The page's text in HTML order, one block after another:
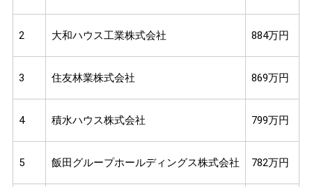
2 大和ハウス工業株式会社 884万円
3 住友林業株式会社 869万円
4 積水ハウス株式会社 799万円
5 飯田グループホールディングス株式会社 782万円